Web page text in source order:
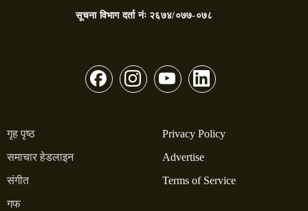
सूचना विभाग दर्ता नंः २६७४/०७७-०७८
गृह पृष्ठ
समाचार हेडलाइन
संगीत
गफ
Privacy Policy
Advertise
Terms of Service